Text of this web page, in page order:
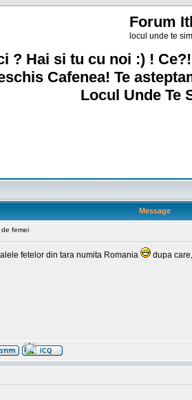
Forum
locul unde te
? Hai si tu cu noi :) !
Cafenea! Te
Locul Unde Te
Message
femei
fetelor din tara numita Romania
dupa